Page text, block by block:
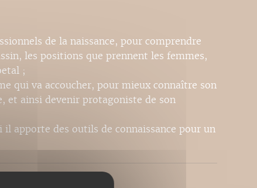
de la naissance, pour comprendre
les positions que prennent les femmes,
;
qui va accoucher, pour mieux connaître son
et ainsi devenir protagoniste de son
il apporte des outils de connaissance pour un